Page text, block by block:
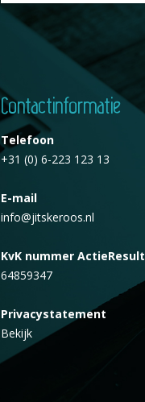
Contactinformatie
Telefoon
+31 (0) 6-223 123 13
E-mail
info@jitskeroos.nl
KvK nummer ActieResult
64859347
Privacystatement
Bekijk